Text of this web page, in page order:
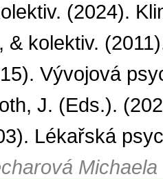
(2024).
& kolektiv.
Vývojová
J. (Eds.).
Lékařská